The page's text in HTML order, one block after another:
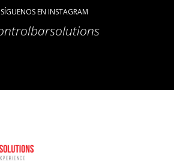
SÍGUENOS EN INSTAGRAM